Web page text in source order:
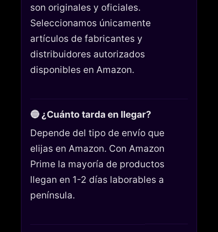
son originales y oficiales.
Seleccionamos únicamente
artículos de fabricantes y
distribuidores autorizados
disponibles en Amazon.
🔵 ¿Cuánto tarda en llegar?
Depende del tipo de envío que
elijas en Amazon. Con Amazon
Prime la mayoría de productos
llegan en 1-2 días laborables a
península.